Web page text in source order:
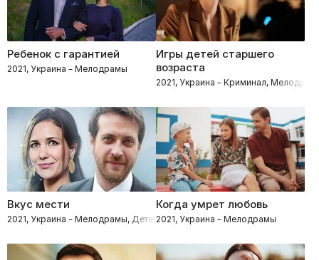
Ребенок с гарантией
2021, Украина – Мелодрамы
Игры детей старшего
возраста
2021, Украина – Криминал,
Вкус мести
2021, Украина – Мелодрамы, Детективы
Когда умрет любовь
2021, Украина – Мелодрамы